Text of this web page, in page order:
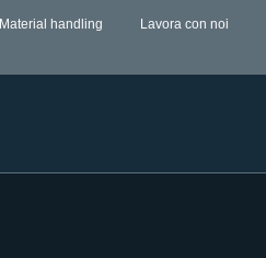
Material handling
Lavora con noi